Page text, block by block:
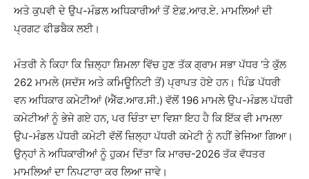
ਅਤੇ ਕੁਪਵੀ ਦੇ ਉਪ-ਮੰਡਲ ਅਧਿਕਾਰੀਆਂ ਤੋਂ ਏਫ਼.ਆਰ.ਏ. ਮਾਮਲਿਆਂ ਦੀ
ਪ੍ਰਗਟ ਫੀਡਬੈਕ ਲਈ।
ਮੰਤਰੀ ਨੇ ਕਿਹਾ ਕਿ ਜ਼ਿਲ੍ਹਾ ਸ਼ਿਮਲਾ ਵਿੱਚ ਹੁਣ ਤੱਕ ਗ੍ਰਾਮ ਸਭਾ ਪੱਧਰ ‘ਤੇ ਕੁੱਲ
262 ਮਾਮਲੇ (ਸਦੱਸ ਅਤੇ ਕਮਿਊਨਿਟੀ ਤੋਂ) ਪ੍ਰਾਪਤ ਹੋਏ ਹਨ। ਪਿੰਡ ਪੱਧਰੀ
ਵਨ ਅਧਿਕਾਰ ਕਮੇਟੀਆਂ (ਐੱਫ.ਆਰ.ਸੀ.) ਵੱਲੋਂ 196 ਮਾਮਲੇ ਉਪ-ਮੰਡਲ ਪੱਧਰੀ
ਕਮੇਟੀਆਂ ਨੂੰ ਭੇਜੇ ਗਏ ਹਨ, ਪਰ ਚਿੰਤਾ ਦਾ ਵਿਸ਼ਾ ਇਹ ਹੈ ਕਿ ਇੱਕ ਵੀ ਮਾਮਲਾ
ਉਪ-ਮੰਡਲ ਪੱਧਰੀ ਕਮੇਟੀ ਵੱਲੋਂ ਜ਼ਿਲ੍ਹਾ ਪੱਧਰੀ ਕਮੇਟੀ ਨੂੰ ਨਹੀਂ ਭੇਜਿਆ ਗਿਆ।
ਉਨ੍ਹਾਂ ਨੇ ਅਧਿਕਾਰੀਆਂ ਨੂੰ ਹੁਕਮ ਦਿੱਤਾ ਕਿ ਮਾਰਚ-2026 ਤੱਕ ਵੱਧਤਰ
ਮਾਮਲਿਆਂ ਦਾ ਨਿਪਟਾਰਾ ਕਰ ਲਿਆ ਜਾਵੇ।